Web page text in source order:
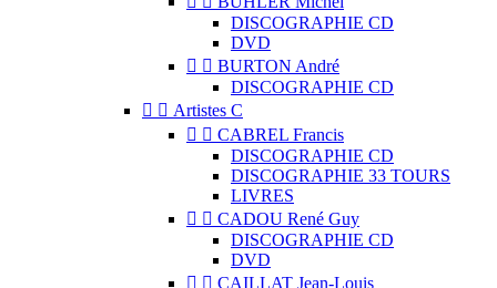
DISCOGRAPHIE CD
DVD
  BURTON André
DISCOGRAPHIE CD
  Artistes C
  CABREL Francis
DISCOGRAPHIE CD
DISCOGRAPHIE 33 TOURS
LIVRES
  CADOU René Guy
DISCOGRAPHIE CD
DVD
  CAILLAT Jean-Louis